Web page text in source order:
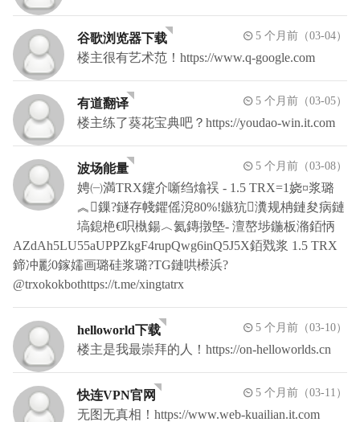
谷歌浏览器下载 5 个月前（03-04）
楼主很有艺术范！https://www.q-google.com
有道翻译 5 个月前（03-05）
楼主练了葵花宝典吧？https://youdao-win.it.com
波场能量 5 个月前（03-08）
娉㈠満TRX鑳介噺绉熻祦 - 1.5 TRX=1娆¤浆璐
︽鏁?鐩存帴鑺傜渷80%!鏃犺瀵规柟鏈夋病鏈
塙鎴栬€呮槸鍚︿氦鏄撴墍- 澶嶅埗鍦板潃銆怲
AZdAh5LU55aUPPZkgF4rupQwg6inQ5J5X銆戣浆 1.5 TRX
鍗冲彲0鎵嬬画璐硅浆璐?TG鏈哄櫒浜?
@trxokokbothttps://t.me/xingtatrx
helloworld下载 5 个月前（03-10）
楼主是我最崇拜的人！https://on-helloworlds.cn
快连VPN官网 5 个月前（03-11）
无图无真相！https://www.web-kuailian.it.com